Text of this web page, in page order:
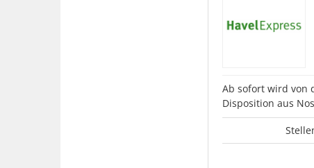
Ab sofort wird von
Disposition aus